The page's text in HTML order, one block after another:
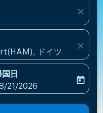
close
ドイツ
close
aria-label
国日
booking-return-date-
21/2026
today